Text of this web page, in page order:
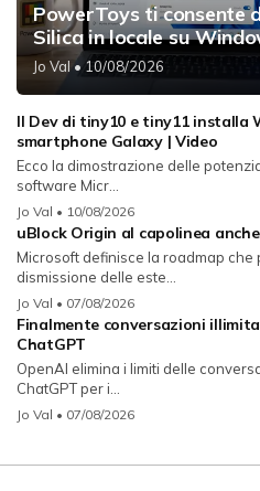
PowerToys ti consente
Silica in locale su
Jo Val• 10/08/2026
Il Dev di tiny10 e tiny11 installa
smartphone Galaxy | Video
Ecco la dimostrazione delle
software Micr...
Jo Val • 10/08/2026
uBlock Origin al capolinea
Microsoft definisce la roadmap che
dismissione delle este...
Jo Val • 07/08/2026
Finalmente conversazioni
ChatGPT
OpenAI elimina i limiti delle
ChatGPT per i...
Jo Val • 07/08/2026